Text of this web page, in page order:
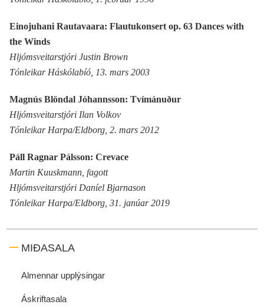
Einojuhani Rautavaara: Flautukonsert op. 63 Dances with
the Winds
Hljómsveitarstjóri Justin Brown
Tónleikar Háskólabíó, 13. mars 2003
Magnús Blöndal Jóhannsson: Tvímánuður
Hljómsveitarstjóri Ilan Volkov
Tónleikar Harpa/Eldborg, 2. mars 2012
Páll Ragnar Pálsson: Crevace
Martin Kuuskmann, fagott
Hljómsveitarstjóri Daníel Bjarnason
Tónleikar Harpa/Eldborg, 31. janúar 2019
MIÐASALA
Almennar upplýsingar
Áskriftasala